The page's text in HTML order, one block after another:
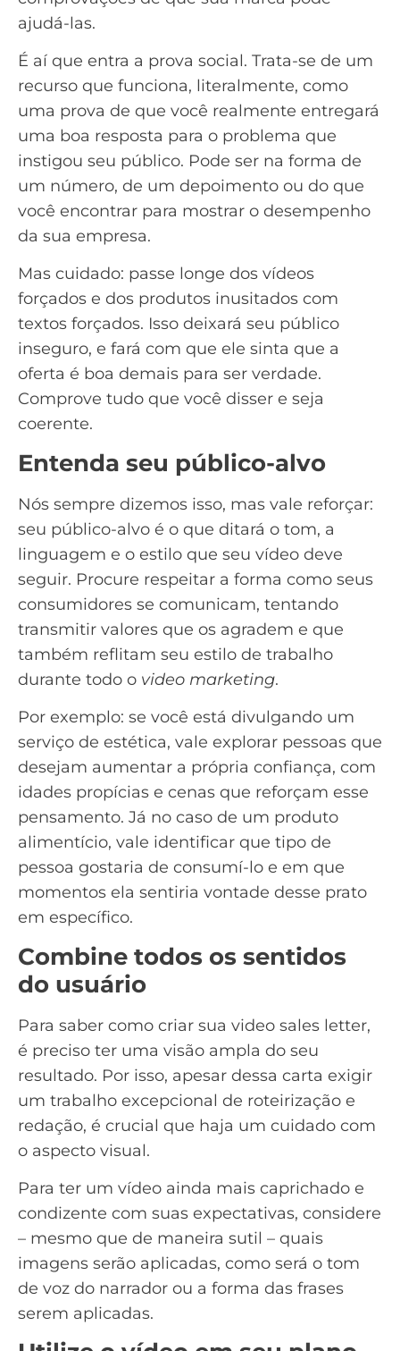
ajudá-las.
É aí que entra a prova social. Trata-se de um
recurso que funciona, literalmente, como
uma prova de que você realmente entregará
uma boa resposta para o problema que
instigou seu público. Pode ser na forma de
um número, de um depoimento ou do que
você encontrar para mostrar o desempenho
da sua empresa.
Mas cuidado: passe longe dos vídeos
forçados e dos produtos inusitados com
textos forçados. Isso deixará seu público
inseguro, e fará com que ele sinta que a
oferta é boa demais para ser verdade.
Comprove tudo que você disser e seja
coerente.
Entenda seu público-alvo
Nós sempre dizemos isso, mas vale reforçar:
seu público-alvo é o que ditará o tom, a
linguagem e o estilo que seu vídeo deve
seguir. Procure respeitar a forma como seus
consumidores se comunicam, tentando
transmitir valores que os agradem e que
também reflitam seu estilo de trabalho
durante todo o video marketing.
Por exemplo: se você está divulgando um
serviço de estética, vale explorar pessoas que
desejam aumentar a própria confiança, com
idades propícias e cenas que reforçam esse
pensamento. Já no caso de um produto
alimentício, vale identificar que tipo de
pessoa gostaria de consumí-lo e em que
momentos ela sentiria vontade desse prato
em específico.
Combine todos os sentidos
do usuário
Para saber como criar sua video sales letter,
é preciso ter uma visão ampla do seu
resultado. Por isso, apesar dessa carta exigir
um trabalho excepcional de roteirização e
redação, é crucial que haja um cuidado com
o aspecto visual.
Para ter um vídeo ainda mais caprichado e
condizente com suas expectativas, considere
– mesmo que de maneira sutil – quais
imagens serão aplicadas, como será o tom
de voz do narrador ou a forma das frases
serem aplicadas.